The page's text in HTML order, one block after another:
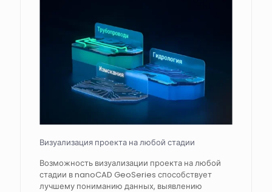
Визуализация проекта на любой стадии
Возможность визуализации проекта на любой
стадии в nanoCAD GeoSeries способствует
лучшему пониманию данных, выявлению